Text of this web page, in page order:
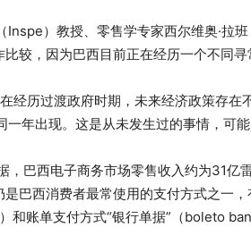
Inspe）教授、零售学专家西尔维奥·拉
比较，因为巴西目前正在经历一个不同
经历过渡政府时期，未来经济政策存
一年出现。这是从未发生过的事情，可
，巴西电子商务市场零售收入约为31亿
是巴西消费者最常使用的支付方式之一
和账单支付方式“银行单据”（boleto